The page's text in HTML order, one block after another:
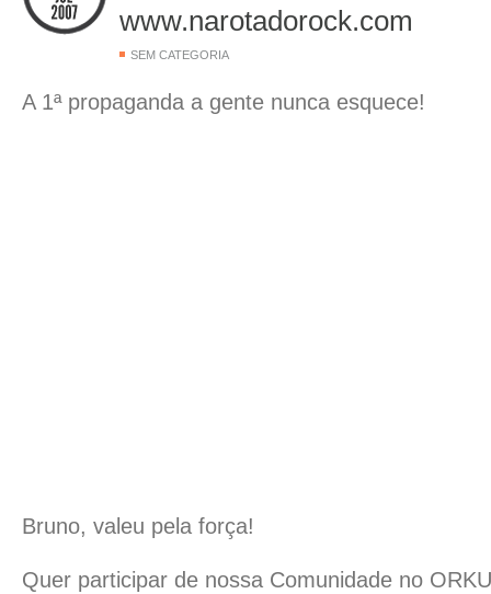
www.narotadorock.com
SEM CATEGORIA
A 1ª propaganda a gente nunca esquece!
Bruno, valeu pela força!
Quer participar de nossa Comunidade no